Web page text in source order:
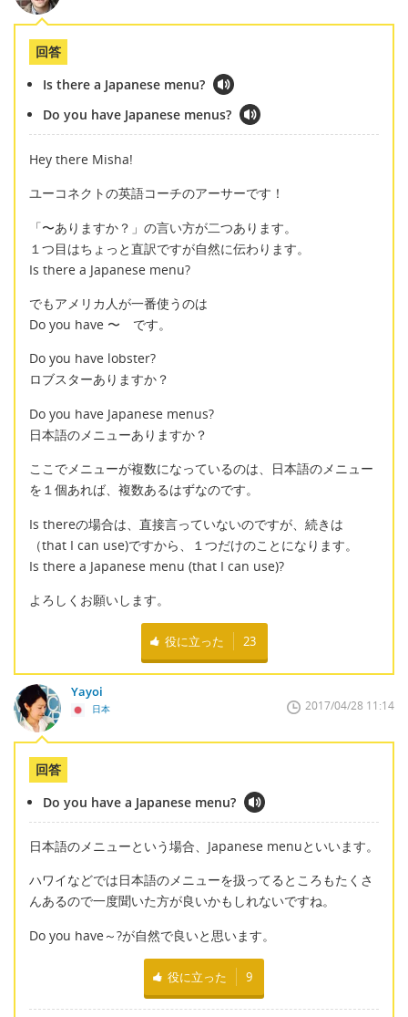
回答
Is there a Japanese menu?
Do you have Japanese menus?
Hey there Misha!
ユーコネクトの英語コーチのアーサーです！
「〜ありますか？」の言い方が二つあります。
１つ目はちょっと直訳ですが自然に伝わります。
Is there a Japanese menu?
でもアメリカ人が一番使うのは
Do you have 〜 です。
Do you have lobster?
ロブスターありますか？
Do you have Japanese menus?
日本語のメニューありますか？
ここでメニューが複数になっているのは、日本語のメニュー
を１個あれば、複数あるはずなのです。
Is thereの場合は、直接言っていないのですが、続きは
（that I can use)ですから、１つだけのことになります。
Is there a Japanese menu (that I can use)?
よろしくお願いします。
役に立った 23
Yayoi
日本 2017/04/28 11:14
回答
Do you have a Japanese menu?
日本語のメニューという場合、Japanese menuといいます。
ハワイなどでは日本語のメニューを扱ってるところもたくさ
んあるので一度聞いた方が良いかもしれないですね。
Do you have～?が自然で良いと思います。
役に立った 9